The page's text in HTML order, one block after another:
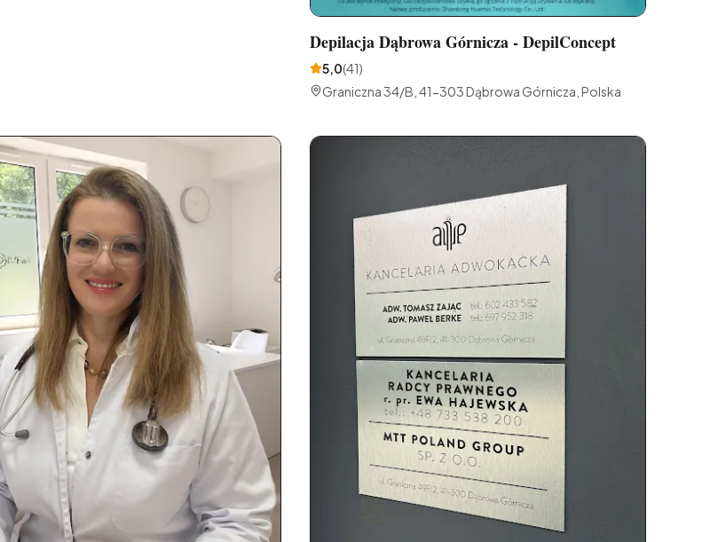
Depilacja Dąbrowa Górnicza - DepilConcept
5,0(41)
Graniczna 34/B, 41-303 Dąbrowa Górnicza, Polska